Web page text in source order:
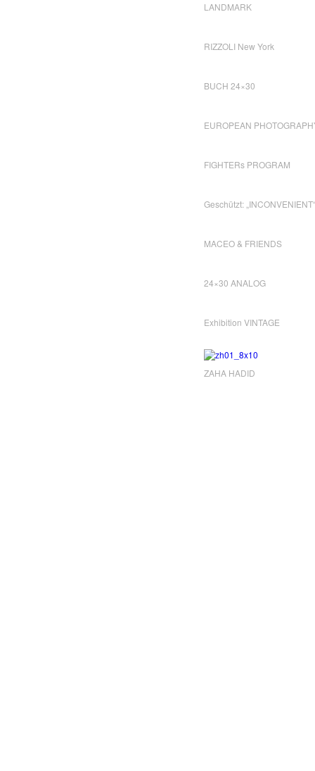
LANDMARK
RIZZOLI New York
BUCH 24×30
EUROPEAN
FIGHTERs PROGRAM
Geschützt: „INCONVENIENT“
MACEO & FRIENDS
24×30 ANALOG
Exhibition VINTAGE
ZAHA HADID